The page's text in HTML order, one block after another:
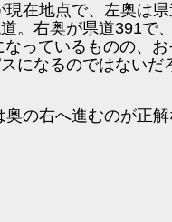
現在地点で、左奥は
。右奥が県道391で
っているものの、お
になるのではないだ
奥の右へ進むのが正